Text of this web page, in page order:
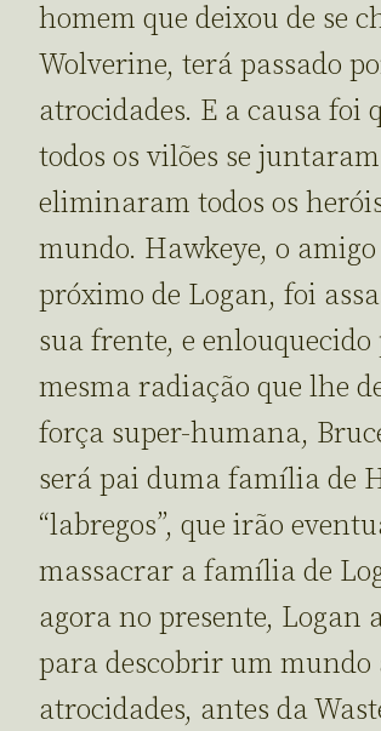
homem que deixou de se
Wolverine, terá passado
atrocidades. E a causa foi
todos os vilões se
eliminaram todos os
mundo. Hawkeye, o
próximo de Logan, foi
sua frente, e enlouquecido
mesma radiação que lhe
força super-humana,
será pai duma família de
“labregos”, que irão
massacrar a família de
agora no presente, Logan
para descobrir um mundo
atrocidades, antes da